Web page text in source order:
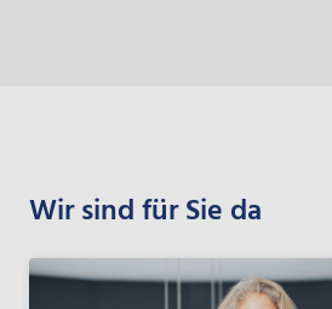
Wir sind für Sie da